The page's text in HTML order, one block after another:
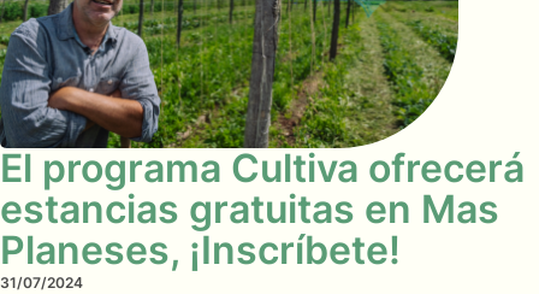
El programa Cultiva ofrecerá
estancias gratuitas en Mas
Planeses, ¡Inscríbete!
31/07/2024